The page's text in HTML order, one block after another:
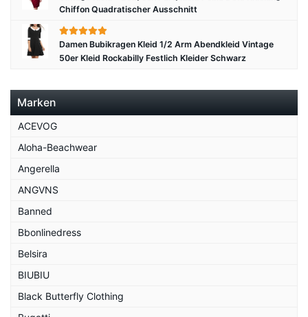
Chiffon Quadratischer Ausschnitt
Damen Bubikragen Kleid 1/2 Arm Abendkleid Vintage
50er Kleid Rockabilly Festlich Kleider Schwarz
Marken
ACEVOG
Aloha-Beachwear
Angerella
ANGVNS
Banned
Bbonlinedress
Belsira
BIUBIU
Black Butterfly Clothing